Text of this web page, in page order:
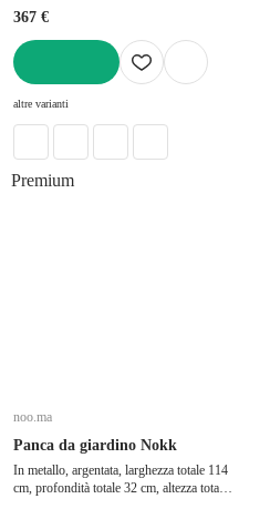
367 €
altre varianti
Premium
noo.ma
Panca da giardino Nokk
In metallo, argentata, larghezza totale 114
cm, profondità totale 32 cm, altezza totale